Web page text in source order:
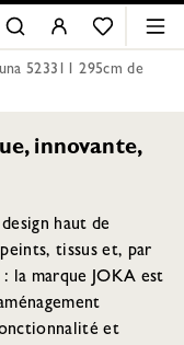
523311 295cm de
innovante,
haut de
tissus et, par
la marque JOKA est
et